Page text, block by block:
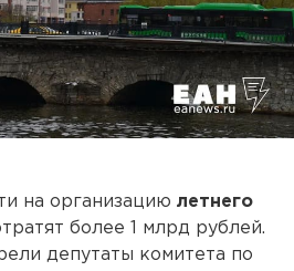
на организацию летнего
более 1 млрд рублей.
депутаты комитета по